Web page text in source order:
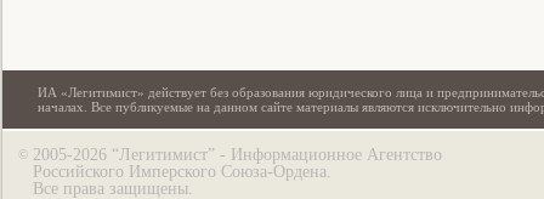
ИА «Легитимист» действует без образования юридического лица и
началах. Все публикуемые на данном сайте материалы являются исключительно
© 2005-2026 “Легитимист” - Информационное Агентство
Российского Имперского Союза-Ордена.
Все права защищены.